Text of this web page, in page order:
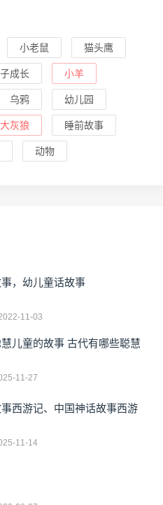
小老鼠 猫头鹰
成长 小羊
乌鸦 幼儿园
大灰狼 睡前故事
动物
，幼儿童话故事
11-03
儿童的故事 古代有哪些聪慧
11-27
西游记、中国神话故事西游
11-14